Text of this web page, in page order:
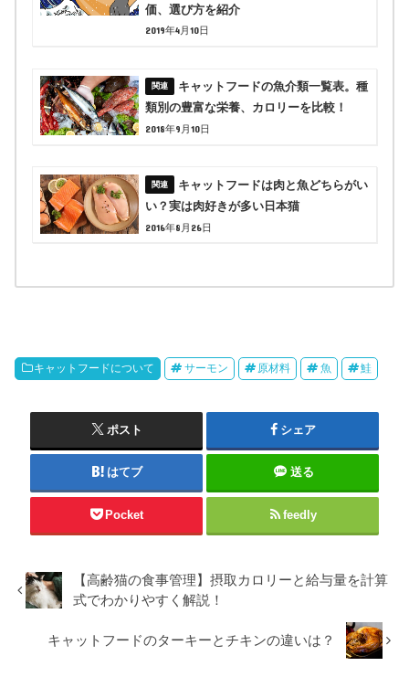
価、選び方を紹介
2019年4月10日
キャットフードの魚介類一覧表。種
類別の豊富な栄養、カロリーを比較！
2018年9月10日
キャットフードは肉と魚どちらがい
い？実は肉好きが多い日本猫
2016年8月26日
キャットフードについて サーモン 原材料 魚 鮭
ポスト シェア
はてブ 送る
Pocket feedly
【高齢猫の食事管理】摂取カロリーと給与量を計算
式でわかりやすく解説！
キャットフードのターキーとチキンの違いは？